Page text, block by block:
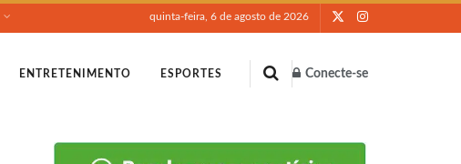
quinta-feira, 6 de agosto de 2026
ENTRETENIMENTO ESPORTES Conecte-se